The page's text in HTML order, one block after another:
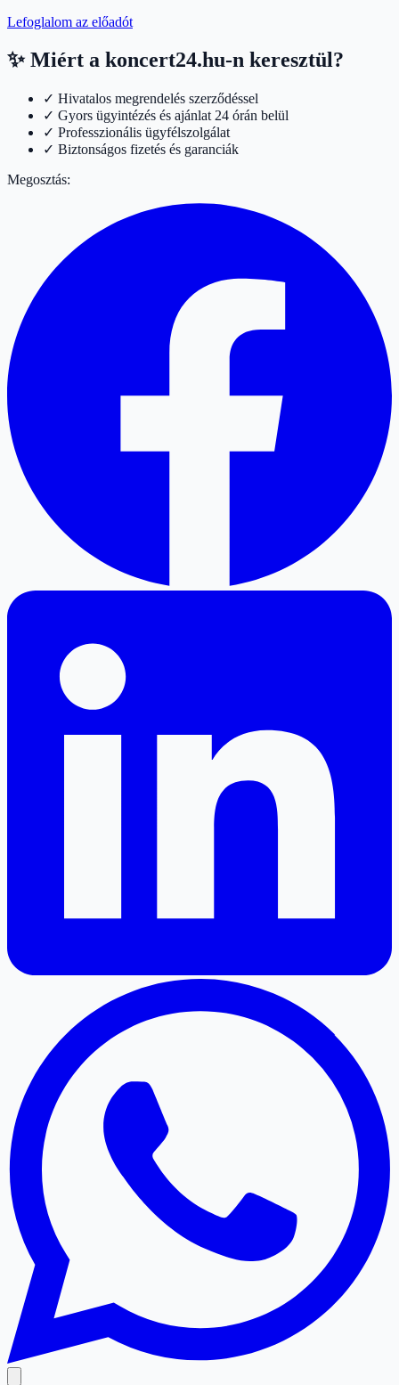
Lefoglalom az előadót
✨ Miért a koncert24.hu-n keresztül?
✓ Hivatalos megrendelés szerződéssel
✓ Gyors ügyintézés és ajánlat 24 órán belül
✓ Professzionális ügyfélszolgálat
✓ Biztonságos fizetés és garanciák
Megosztás: